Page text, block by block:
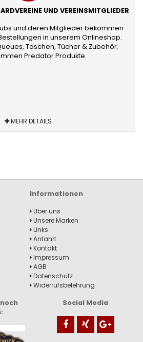
UND VEREINSMITGLIEDER
und deren Mitglieder bekommen
in unserem Onlineshop.
Taschen, Tücher & Zubehör.
Predator Produkte.
MEHR DETAILS
Informationen
Über uns
Unsere Marken
Links
Anfahrt
Kontakt
Impressum
AGB
Datenschutz
Widerrufsbelehrung
Social Media